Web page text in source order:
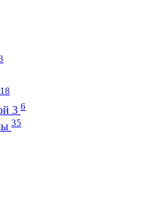
18
3 6
35